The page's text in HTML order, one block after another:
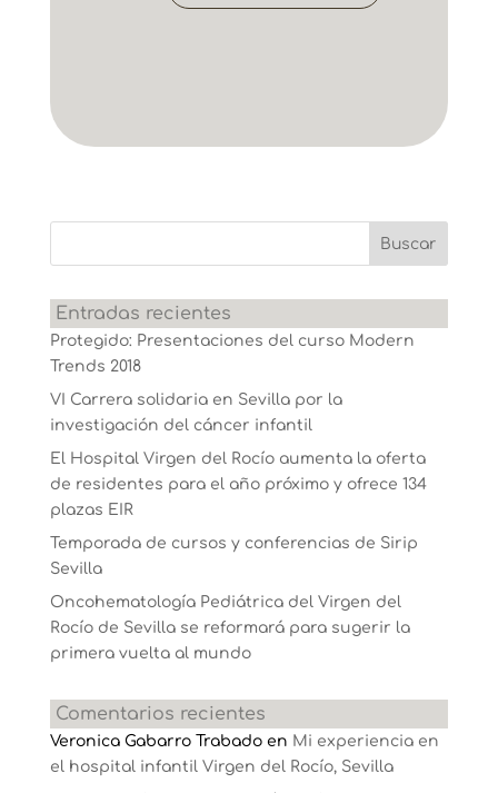
Entradas recientes
Protegido: Presentaciones del curso Modern
Trends 2018
VI Carrera solidaria en Sevilla por la
investigación del cáncer infantil
El Hospital Virgen del Rocío aumenta la oferta
de residentes para el año próximo y ofrece 134
plazas EIR
Temporada de cursos y conferencias de Sirip
Sevilla
Oncohematología Pediátrica del Virgen del
Rocío de Sevilla se reformará para sugerir la
primera vuelta al mundo
Comentarios recientes
Veronica Gabarro Trabadoen Mi experiencia en
el hospital infantil Virgen del Rocío, Sevilla